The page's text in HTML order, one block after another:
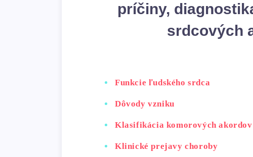
príčiny,
srdcových
Funkcie ľudského srdca
Dôvody vzniku
Klasifikácia komorových akordov
Klinické prejavy choroby